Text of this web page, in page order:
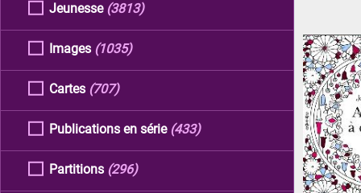
Jeunesse (3813)
Images (1035)
Cartes (707)
Publications en série (433)
Partitions (296)